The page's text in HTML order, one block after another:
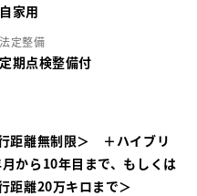
自家用
法定整備
定期点検整備付
距離無制限＞ ＋ハイブリ
から10年目まで、もしくは
距離20万キロまで＞